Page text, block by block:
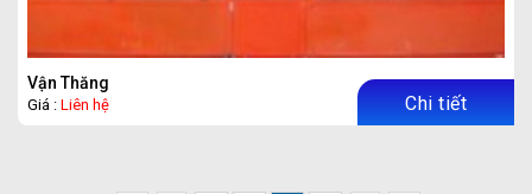
Vận Thăng
Giá : Liên hệ Chi tiết